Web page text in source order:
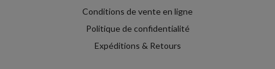
Conditions de vente en ligne
Politique de confidentialité
Expéditions & Retours